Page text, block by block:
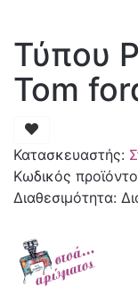
Τύπου
Tom
Κατασκευαστής:
Κωδικός
Διαθεσιμότητα: